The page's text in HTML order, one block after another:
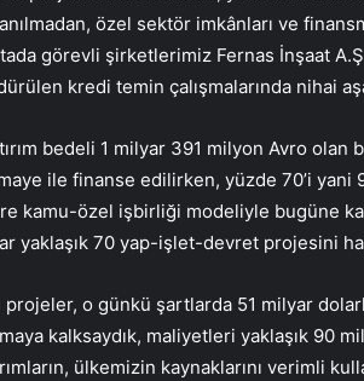
özel sektör imkânları ve
görevli şirketlerimiz Fernas İnşaat
kredi temin çalışmalarında nihai
bedeli 1 milyar 391 milyon Avro
ile finanse edilirken, yüzde 70’i
kamu-özel işbirliği modeliyle bugüne
yaklaşık 70 yap-işlet-devret projesini
projeler, o günkü şartlarda 51 milyar
kalksaydık, maliyetleri yaklaşık 90
ülkemizin kaynaklarını verimli